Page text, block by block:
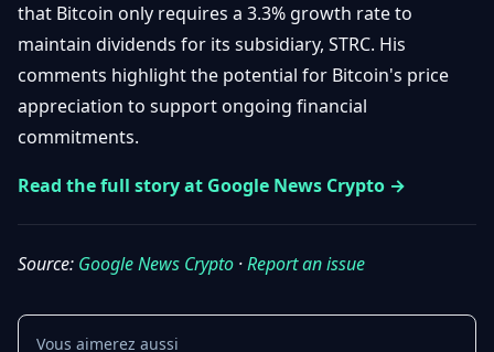
Hausses
Baisses
jour du
marché
&
2
& DeFi
Régulations
& Politique
Voir
tout
Débuter
Investissement
Bases de
Blockchain
NOUS
CONTACTER
Promouvoir
Contact
that Bitcoin only requires a 3.3% growth rate to
maintain dividends for its subsidiary, STRC. His
comments highlight the potential for Bitcoin's price
appreciation to support ongoing financial
commitments.
Read the full story at Google News Crypto →
Source: Google News Crypto ·Report an issue
Vous aimerez aussi